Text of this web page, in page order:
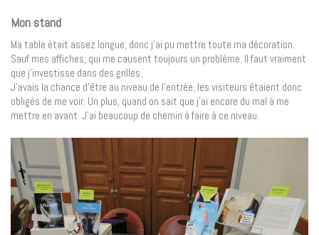
Mon stand
Ma table était assez longue, donc j’ai pu mettre toute ma décoration.
Sauf mes affiches, qui me causent toujours un problème. Il faut vraiment
que j’investisse dans des grilles.
J’avais la chance d’être au niveau de l’entrée, les visiteurs étaient donc
obligés de me voir. Un plus, quand on sait que j’ai encore du mal à me
mettre en avant. J’ai beaucoup de chemin à faire à ce niveau.